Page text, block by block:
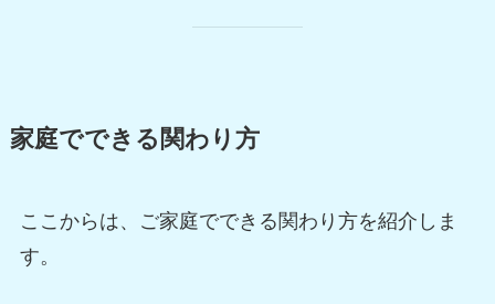
家庭でできる関わり方
ここからは、ご家庭でできる関わり方を紹介しま
す。